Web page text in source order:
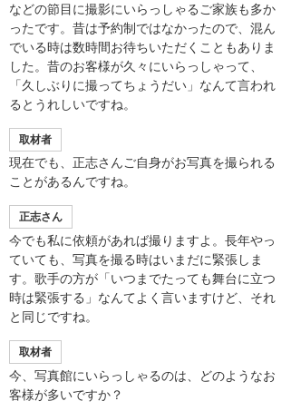
などの節目に撮影にいらっしゃるご家族も多か
ったです。昔は予約制ではなかったので、混ん
でいる時は数時間お待ちいただくこともありま
した。昔のお客様が久々にいらっしゃって、
「久しぶりに撮ってちょうだい」なんて言われ
るとうれしいですね。
取材者
現在でも、正志さんご自身がお写真を撮られる
ことがあるんですね。
正志さん
今でも私に依頼があれば撮りますよ。長年やっ
ていても、写真を撮る時はいまだに緊張しま
す。歌手の方が「いつまでたっても舞台に立つ
時は緊張する」なんてよく言いますけど、それ
と同じですね。
取材者
今、写真館にいらっしゃるのは、どのようなお
客様が多いですか？